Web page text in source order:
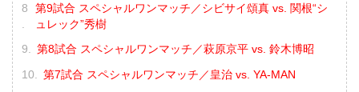
第9試合 スペシャルワンマッチ／シビサイ頌真 vs. 関根“シ
ュレック”秀樹
第8試合 スペシャルワンマッチ／萩原京平 vs. 鈴木博昭
第7試合 スペシャルワンマッチ／皇治 vs. YA-MAN